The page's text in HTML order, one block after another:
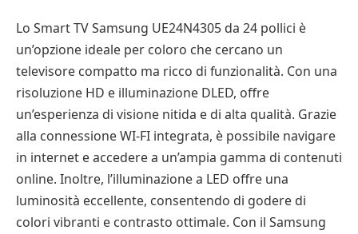
Lo Smart TV Samsung UE24N4305 da 24 pollici è
un’opzione ideale per coloro che cercano un
televisore compatto ma ricco di funzionalità. Con una
risoluzione HD e illuminazione DLED, offre
un’esperienza di visione nitida e di alta qualità. Grazie
alla connessione WI-FI integrata, è possibile navigare
in internet e accedere a un’ampia gamma di contenuti
online. Inoltre, l’illuminazione a LED offre una
luminosità eccellente, consentendo di godere di
colori vibranti e contrasto ottimale. Con il Samsung